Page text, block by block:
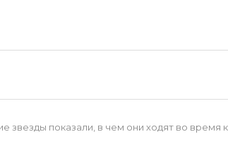
показали, в чем они ходят во время